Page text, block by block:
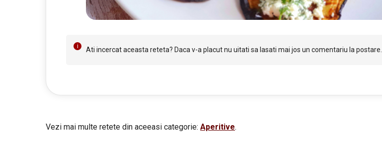
Ati incercat aceasta reteta? Daca v-a placut nu uitati sa lasati mai jos un comentariu la postare.
Vezi mai multe retete din aceeasi categorie: Aperitive.